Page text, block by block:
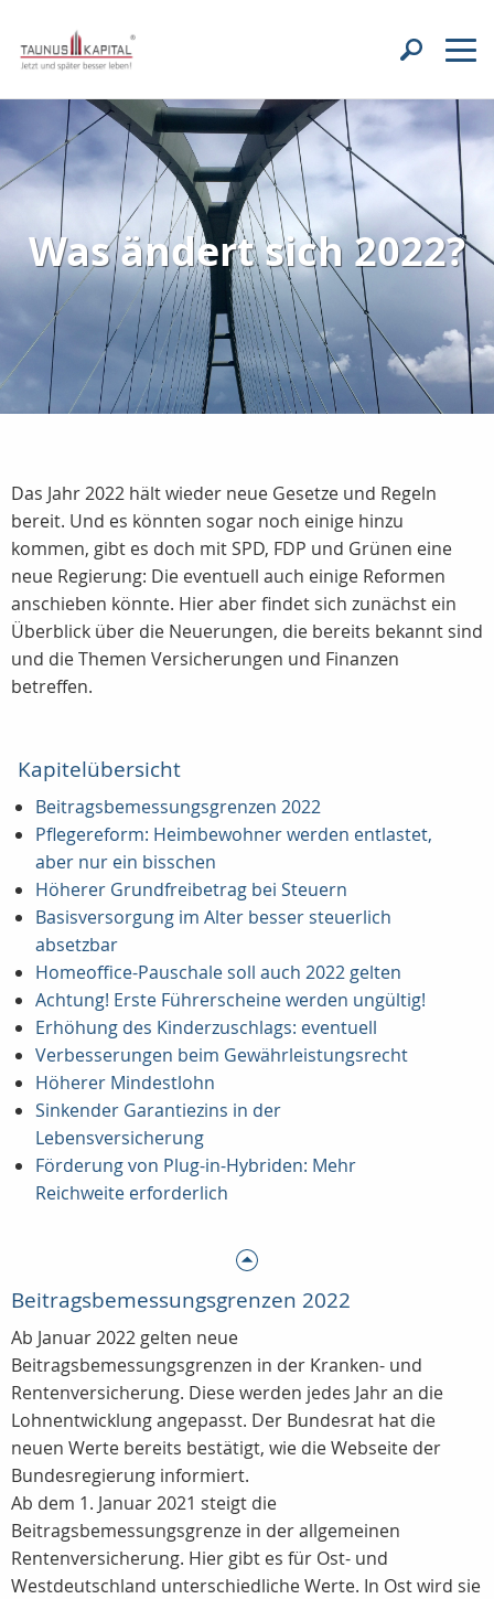
Was ändert sich 2022?
Das Jahr 2022 hält wieder neue Gesetze und Regeln
bereit. Und es könnten sogar noch einige hinzu
kommen, gibt es doch mit SPD, FDP und Grünen eine
neue Regierung: Die eventuell auch einige Reformen
anschieben könnte. Hier aber findet sich zunächst ein
Überblick über die Neuerungen, die bereits bekannt sind
und die Themen Versicherungen und Finanzen
betreffen.
Kapitelübersicht
Beitragsbemessungsgrenzen 2022
Pflegereform: Heimbewohner werden entlastet,
aber nur ein bisschen
Höherer Grundfreibetrag bei Steuern
Basisversorgung im Alter besser steuerlich
absetzbar
Homeoffice-Pauschale soll auch 2022 gelten
Achtung! Erste Führerscheine werden ungültig!
Erhöhung des Kinderzuschlags: eventuell
Verbesserungen beim Gewährleistungsrecht
Höherer Mindestlohn
Sinkender Garantiezins in der
Lebensversicherung
Förderung von Plug-in-Hybriden: Mehr
Reichweite erforderlich
Beitragsbemessungsgrenzen 2022
Ab Januar 2022 gelten neue
Beitragsbemessungsgrenzen in der Kranken- und
Rentenversicherung. Diese werden jedes Jahr an die
Lohnentwicklung angepasst. Der Bundesrat hat die
neuen Werte bereits bestätigt, wie die Webseite der
Bundesregierung informiert.
Ab dem 1. Januar 2021 steigt die
Beitragsbemessungsgrenze in der allgemeinen
Rentenversicherung. Hier gibt es für Ost- und
Westdeutschland unterschiedliche Werte. In Ost wird sie